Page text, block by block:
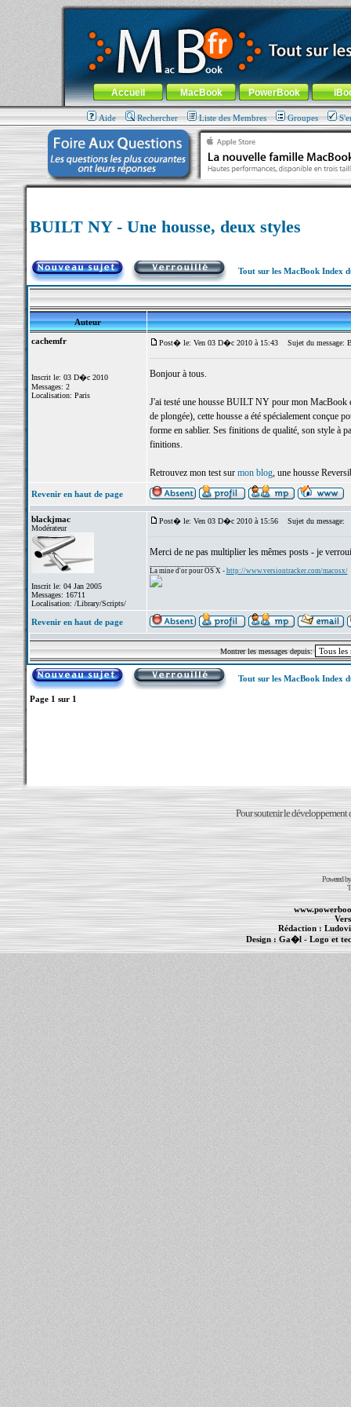
MacBook-fr.com : 100% Apple... 100% nomade !
Aller au contenu-Aller au menu général-Aller au menu de
Menu général
Accueil MacBook PowerBook
Aide Rechercher Liste des Membres Groupes
BUILT NY - Une housse, deux styles
Tout sur les MacBook Index
Auteur
cachemfr
Inscrit le: 03 D�c 2010
Messages: 2
Localisation: Paris
Post� le: Ven 03 D�c 2010 à 15:43 Sujet du message:
Bonjour à tous.
J'ai testé une housse BUILT NY pour mon MacBook
de plongée), cette housse a été spécialement conçue
forme en sablier. Ses finitions de qualité, son style à
finitions.
Retrouvez mon test sur mon blog, une housse
Revenir en haut de page
blackjmac
Modérateur
Inscrit le: 04 Jan 2005
Messages: 16711
Localisation: /Library/Scripts/
Post� le: Ven 03 D�c 2010 à 15:56 Sujet du message:
Merci de ne pas multiplier les mêmes posts - je
La mine d'or pour OS X - http://www.versiontracker.com/macosx/
Revenir en haut de page
Montrer les messages depuis:
Tout sur les MacBook Index
Page 1 sur 1
Pour soutenir le développement
Powered
Rédaction :
Design : Ga�l - Logo et
MacBook Pro-